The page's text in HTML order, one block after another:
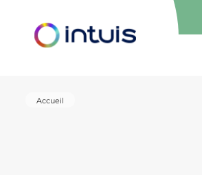
menu
Accueil